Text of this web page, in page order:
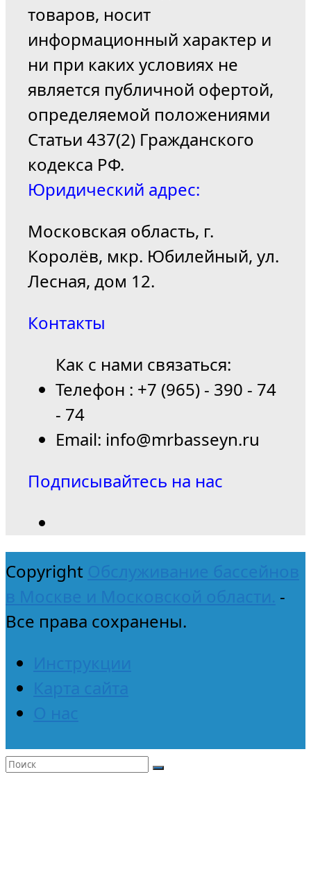
товаров, носит
информационный характер и
ни при каких условиях не
является публичной офертой,
определяемой положениями
Статьи 437(2) Гражданского
кодекса РФ.
Юридический адрес:
Московская область, г.
Королёв, мкр. Юбилейный, ул.
Лесная, дом 12.
Контакты
Как с нами связаться:
Телефон : +7 (965) - 390 - 74
- 74
Email: info@mrbasseyn.ru
Подписывайтесь на нас
Copyright Обслуживание бассейнов
в Москве и Московской области. -
Все права сохранены.
Инструкции
Карта сайта
О нас